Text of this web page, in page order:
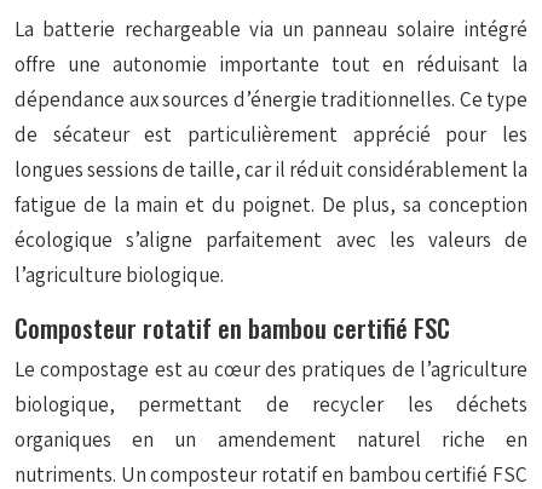
La batterie rechargeable via un panneau solaire intégré
offre une autonomie importante tout en réduisant la
dépendance aux sources d’énergie traditionnelles. Ce type
de sécateur est particulièrement apprécié pour les
longues sessions de taille, car il réduit considérablement la
fatigue de la main et du poignet. De plus, sa conception
écologique s’aligne parfaitement avec les valeurs de
l’agriculture biologique.
Composteur rotatif en bambou certifié FSC
Le compostage est au cœur des pratiques de l’agriculture
biologique, permettant de recycler les déchets
organiques en un amendement naturel riche en
nutriments. Un composteur rotatif en bambou certifié FSC